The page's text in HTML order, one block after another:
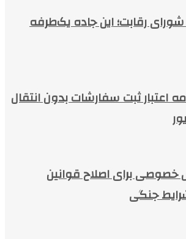
۸۵۶ شورای رقابت؛ این جاده یک‌طرفه
اعتبار ثبت سفارشات بدون انتقال
برای اصلاح قوانین
جنگی